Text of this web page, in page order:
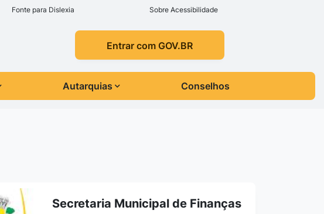
Fonte para Dislexia Sobre Acessibilidade
Entrar com GOV.BR
Autarquias Conselhos
Secretaria Municipal de Finanças